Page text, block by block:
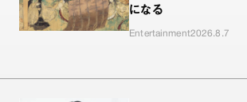
になる
Entertainment2026.8.7